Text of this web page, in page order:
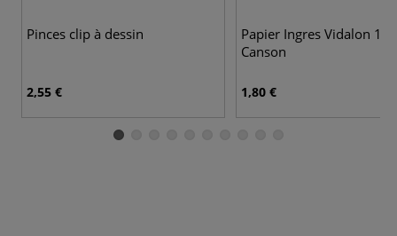
Pinces clip à dessin
2,55 €
Papier Ingres Vidalon
Canson
1,80 €